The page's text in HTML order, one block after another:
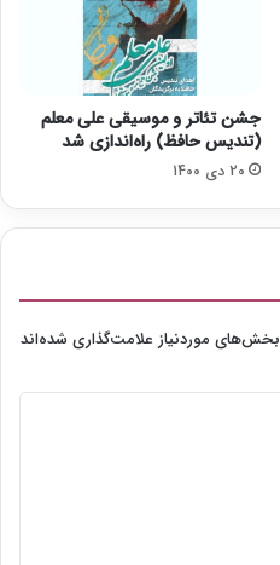
جشن تئاتر و موسیقی علی معلم
(تندیس حافظ) راه‌اندازی شد
20 دی 1400
بخش‌های موردنیاز علامت‌گذاری شده‌اند